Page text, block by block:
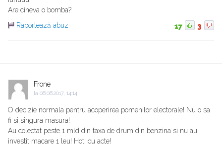
Are cineva o bomba?
Raportează abuz
17 3
Frone
la 08.08.2017, 14:14
O decizie normala pentru acoperirea pomenilor electorale! Nu o sa
fi si singura masura!
Au colectat peste 1 mld din taxa de drum din benzina si nu au
investit macare 1 leu! Hoti cu acte!